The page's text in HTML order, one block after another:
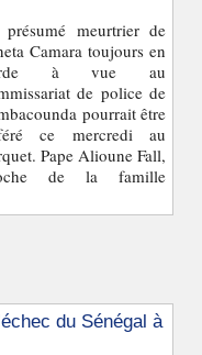
meurtrier de
Camara toujours en
à vue au
de police de
pourrait être
ce mercredi au
Pape Alioune Fall,
de la famille
du Sénégal à